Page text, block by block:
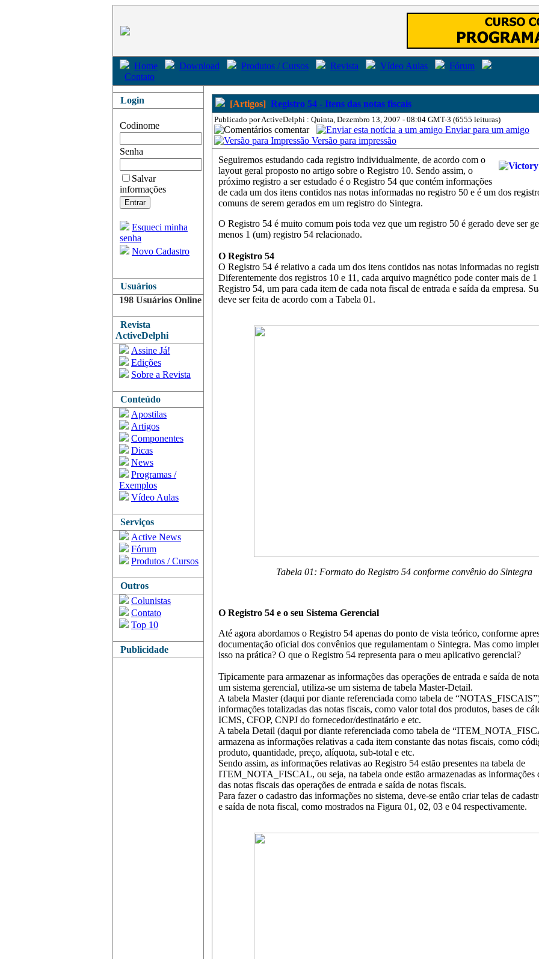
Home Download Produtos / Cursos Revista Vídeo Aulas
Fórum
Contato
Login
Codinome
Senha
Salvar
informações
Esqueci minha
senha
Novo Cadastro
Usuários
198 Usuários Online
Revista
ActiveDelphi
Assine Já!
Edições
Sobre a Revista
Conteúdo
Apostilas
Artigos
Componentes
Dicas
News
Programas /
Exemplos
Vídeo Aulas
Serviços
Active News
Fórum
Produtos / Cursos
Outros
Colunistas
Contato
Top 10
Publicidade
[Artigos] Registro 54 - Itens das notas fiscais
Publicado por ActiveDelphi : Quinta, Dezembro 13, 2007 - 08:04 GMT-3 (6555 leituras)
comentar
Enviar para um amigo
Versão para impressão
Seguiremos estudando cada registro individualmente, de acordo com o
layout geral proposto no artigo sobre o Registro 10. Sendo assim, o
próximo registro a ser estudado é o Registro 54 que contém informações
de cada um dos itens contidos nas notas informadas no registro 50 e é um dos
comuns de serem gerados em um registro do Sintegra.
O Registro 54 é muito comum pois toda vez que um registro 50 é gerado deve ser
menos 1 (um) registro 54 relacionado.
O Registro 54
O Registro 54 é relativo a cada um dos itens contidos nas notas informadas no
Diferentemente dos registros 10 e 11, cada arquivo magnético pode conter mais de
Registro 54, um para cada item de cada nota fiscal de entrada e saída da empresa.
deve ser feita de acordo com a Tabela 01.
Tabela 01: Formato do Registro 54 conforme convênio do Sintegra
O Registro 54 e o seu Sistema Gerencial
Até agora abordamos o Registro 54 apenas do ponto de vista teórico, conforme
documentação oficial dos convênios que regulamentam o Sintegra. Mas como
isso na prática? O que o Registro 54 representa para o meu aplicativo gerencial?
Tipicamente para armazenar as informações das operações de entrada e saída de
um sistema gerencial, utiliza-se um sistema de tabela Master-Detail.
A tabela Master (daqui por diante referenciada como tabela de
informações totalizadas das notas fiscais, como valor total dos produtos, bases de
ICMS, CFOP, CNPJ do fornecedor/destinatário e etc.
A tabela Detail (daqui por diante referenciada como tabela de
armazena as informações relativas a cada item constante das notas fiscais, como
produto, quantidade, preço, alíquota, sub-total e etc.
Sendo assim, as informações relativas ao Registro 54 estão presentes na tabela de
ITEM_NOTA_FISCAL, ou seja, na tabela onde estão armazenadas as informações
das notas fiscais das operações de entrada e saída de notas fiscais.
Para fazer o cadastro das informações no sistema, deve-se então criar telas de
e saída de nota fiscal, como mostrados na Figura 01, 02, 03 e 04 respectivamente.